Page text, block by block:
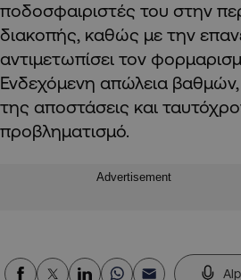
ποδοσφαιριστές του στην
διακοπής, καθώς με την
αντιμετωπίσει τον
Ενδεχόμενη απώλεια
της αποστάσεις και
προβληματισμό.
Advertisement